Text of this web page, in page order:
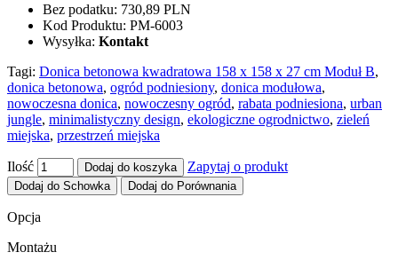
Bez podatku: 730,89 PLN
Kod Produktu: PM-6003
Wysyłka: Kontakt
Tagi: Donica betonowa kwadratowa 158 x 158 x 27 cm Moduł B,
donica betonowa, ogród podniesiony, donica modułowa,
nowoczesna donica, nowoczesny ogród, rabata podniesiona, urban
jungle, minimalistyczny design, ekologiczne ogrodnictwo, zieleń
miejska, przestrzeń miejska
Ilość Dodaj do koszyka Zapytaj o produkt
Dodaj do Schowka Dodaj do Porównania
Opcja
Montażu